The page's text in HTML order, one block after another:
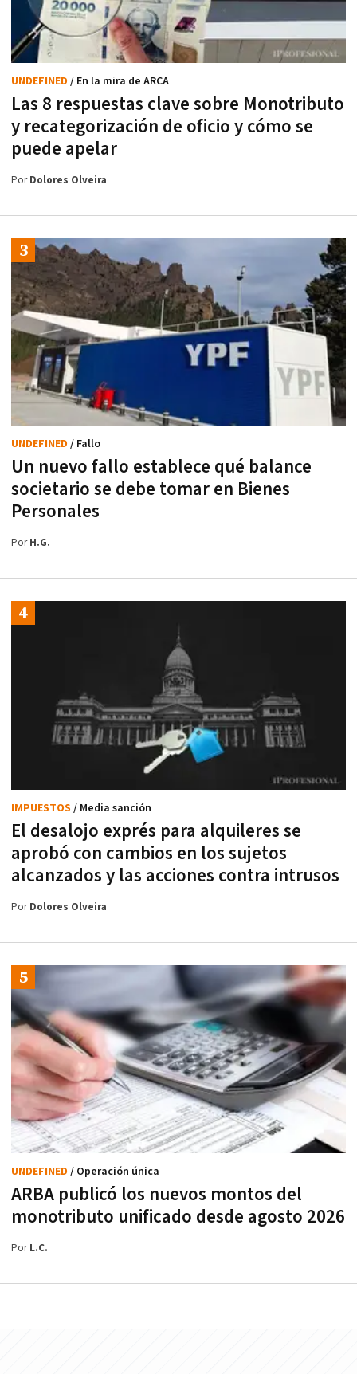
Las 8 respuestas clave sobre Monotributo
y recategorización de oficio y cómo se
puede apelar
UNDEFINED / En la mira de ARCA
PorDolores Olveira
Un nuevo fallo establece qué balance
societario se debe tomar en Bienes
Personales
UNDEFINED / Fallo
PorH.G.
El desalojo exprés para alquileres se
aprobó con cambios en los sujetos
alcanzados y las acciones contra intrusos
IMPUESTOS / Media sanción
PorDolores Olveira
ARBA publicó los nuevos montos del
monotributo unificado desde agosto 2026
UNDEFINED / Operación única
PorL.C.